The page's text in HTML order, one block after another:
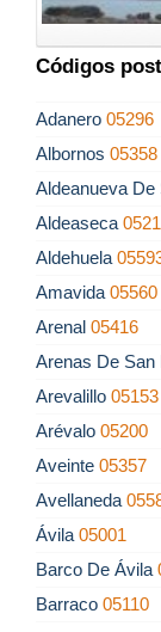
Códigos
Adanero 05296
Albornos 05358
Aldeanueva De
Aldeaseca
Aldehuela
Amavida 05560
Arenal 05416
Arenas De San
Arevalillo 05153
Arévalo 05200
Aveinte 05357
Avellaneda
Ávila 05001
Barco De Ávila
Barraco 05110